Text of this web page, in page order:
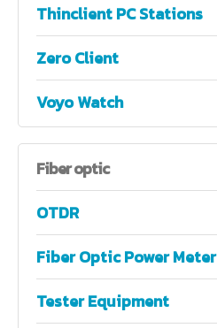
Thinclient PC Stations
Zero Client
Voyo Watch
Fiberoptic
OTDR
Fiber Optic Power Meter
Tester Equipment